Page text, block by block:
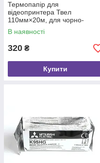
Термопапір для
відеопринтера Твел
110мм×20м, для чорно-
білого друку, 1 шт.
В наявності
320 ₴
Купити